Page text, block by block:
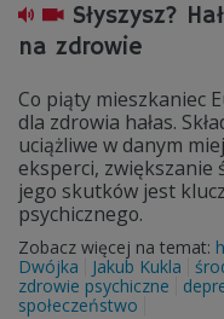
Słyszysz?
na zdrowie
Co piąty mieszkaniec
dla zdrowia hałas.
uciążliwe w danym
eksperci, zwiększanie
jego skutków jest
psychicznego.
Zobacz więcej na temat:
Dwójka
Jakub Kukla
zdrowie psychiczne
społeczeństwo